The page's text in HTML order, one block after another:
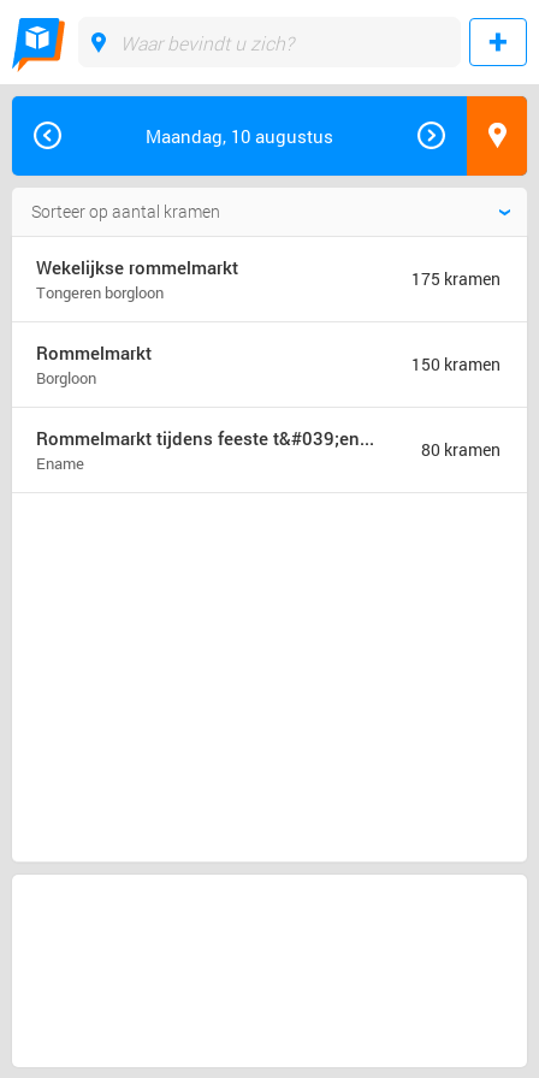
Maandag, 10 augustus
Wekelijkse rommelmarkt
Tongeren borgloon
175 kramen
Rommelmarkt
Borgloon
150 kramen
Rommelmarkt tijdens feeste t&#039;ename
Ename
80 kramen